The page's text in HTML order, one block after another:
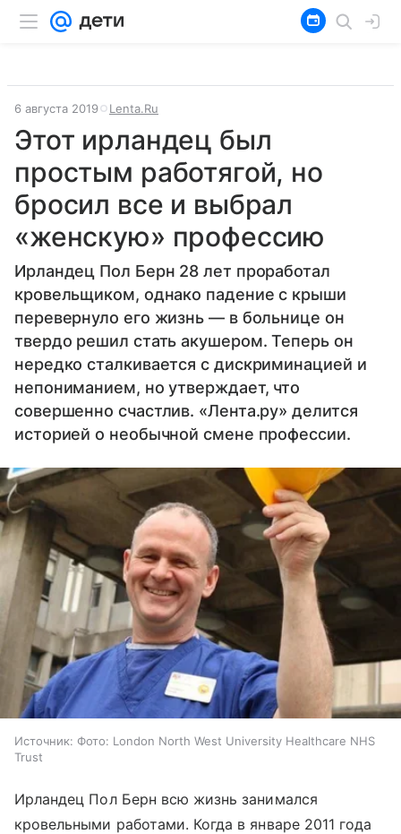
6 августа 2019 Lenta.Ru
Этот ирландец был
простым работягой, но
бросил все и выбрал
«женскую» профессию
Ирландец Пол Берн 28 лет проработал
кровельщиком, однако падение с крыши
перевернуло его жизнь — в больнице он
твердо решил стать акушером. Теперь он
нередко сталкивается с дискриминацией и
непониманием, но утверждает, что
совершенно счастлив. «Лента.ру» делится
историей о необычной смене профессии.
Источник: Фото: London North West University Healthcare NHS
Trust
Ирландец Пол Берн всю жизнь занимался
кровельными работами. Когда в январе 2011 года